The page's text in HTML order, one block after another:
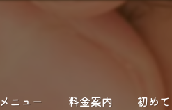
メニュー 料金案内 初め